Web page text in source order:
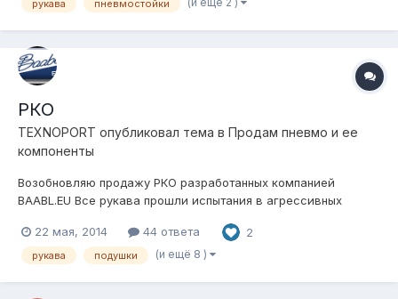
рукава пневмостойки
РКО
TEXNOPORT опубликовал тема в Продам пневмо и ее
компоненты
Возобновляю продажу РКО разработанных компанией
BAABL.EU Все рукава прошли испытания в агрессивных
низких температурах (Норвегия, Урал, Сахалин, Камчатка).
Широко применяются для ремонта пневмоподвесок брендо-
22 мая, 2014 44 ответа 2
рукава подушки (и ещё 8 )